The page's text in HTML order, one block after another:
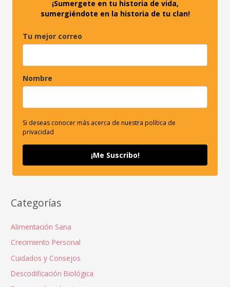
¡Sumergete en tu historia de vida,
sumergiéndote en la historia de tu clan!
Tu mejor correo
Nombre
Si deseas conocer más acerca de nuestra política de
privacidad
¡Me Suscribo!
Categorías
Alimentación Sana
Crecimiento Personal
Cuidados y Consejos
Descodificación Biológica